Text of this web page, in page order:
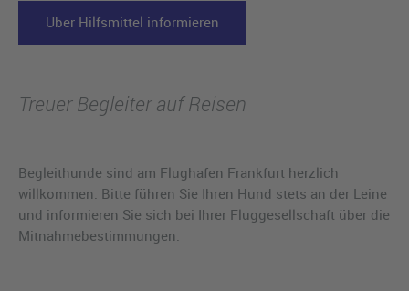
Über Hilfsmittel informieren
Treuer Begleiter auf Reisen
Begleithunde sind am Flughafen Frankfurt herzlich
willkommen. Bitte führen Sie Ihren Hund stets an der Leine
und informieren Sie sich bei Ihrer Fluggesellschaft über die
Mitnahmebestimmungen.